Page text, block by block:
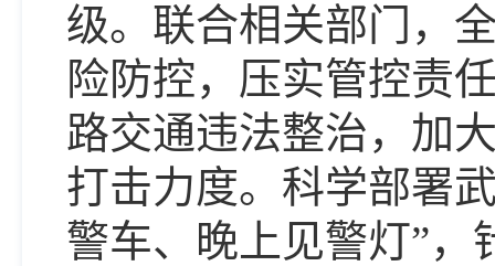
级。联合相关部门，
险防控，压实管控责
路交通违法整治，加
打击力度。科学部署
警车、晚上见警灯”